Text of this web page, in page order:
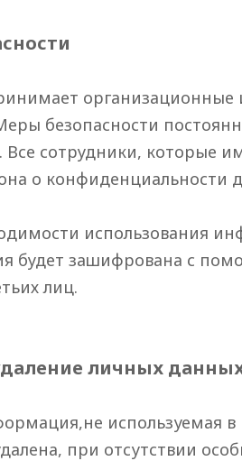
безопасности
сотрудники, которые
о конфиденциальности
использования
будет зашифрована с
лиц.
личных
используемая
при отсутствии